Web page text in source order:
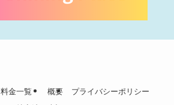
料金一覧 概要
プライバシーポリシー